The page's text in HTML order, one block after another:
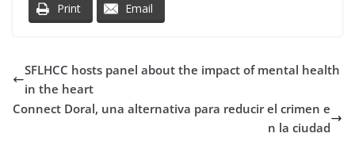
Print Email
SFLHCC hosts panel about the impact of mental health
in the heart
Connect Doral, una alternativa para reducir el crimen e
n la ciudad